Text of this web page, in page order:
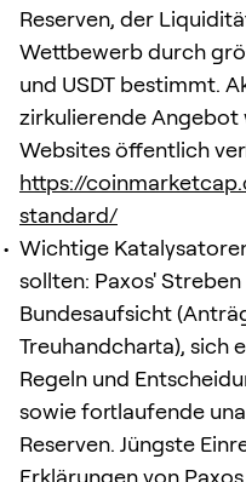
Reserven, der
Wettbewerb durch
und USDT bestimmt.
zirkulierende
Websites öffentlich
https://
standard/
Wichtige
sollten: Paxos'
Bundesaufsicht
Treuhandcharta), sich
Regeln und
sowie fortlaufende
Reserven. Jüngste
Erklärungen von